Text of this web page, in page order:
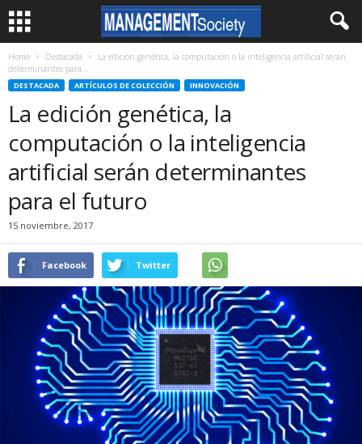
Home Destacada
La edición genética, la computación o la inteligencia artificial serán
determinantes para...
DESTACADA ARTÍCULOS DE COLECCIÓN INNOVACIÓN
La edición genética, la
computación o la inteligencia
artificial serán determinantes
para el futuro
15 noviembre, 2017
Facebook Twitter